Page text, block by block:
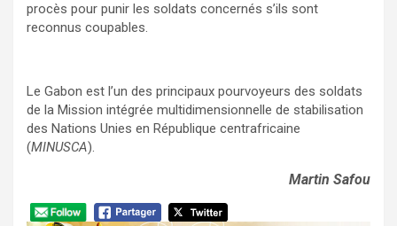
procès pour punir les soldats concernés s’ils sont
reconnus coupables.
Le Gabon est l’un des principaux pourvoyeurs des soldats
de la Mission intégrée multidimensionnelle de stabilisation
des Nations Unies en République centrafricaine
(MINUSCA).
Martin Safou